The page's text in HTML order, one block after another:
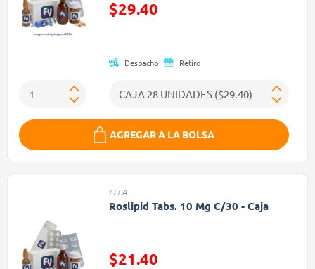
$29.40
Despacho Retiro
AGREGAR A LA BOLSA
ELEA
Roslipid Tabs. 10 Mg C/30 - Caja
$21.40